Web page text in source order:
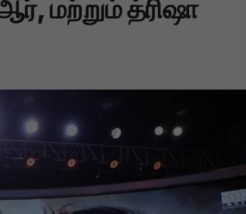
மற்றும் த்ரிஷா